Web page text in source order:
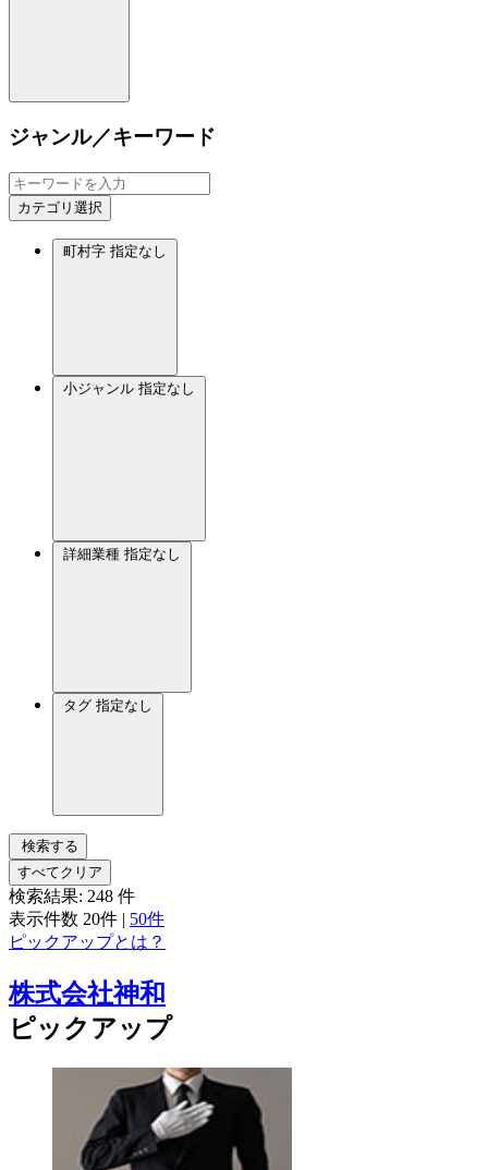
ジャンル／キーワード
カテゴリ選択
町村字 指定なし
小ジャンル 指定なし
詳細業種 指定なし
タグ 指定なし
検索する
すべてクリア
検索結果: 248 件
表示件数 20件 | 50件
ピックアップとは？
株式会社神和
ピックアップ